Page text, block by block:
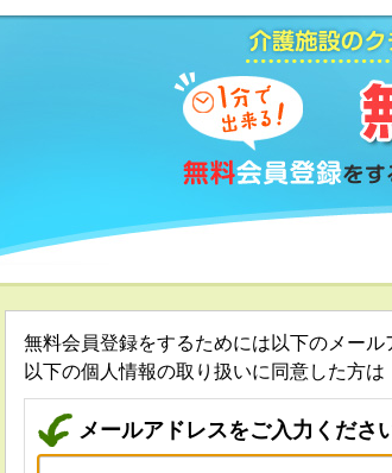
無料会員登録をするためには以下のメー
以下の個人情報の取り扱いに同意した方
メールアドレスをご入力くださ